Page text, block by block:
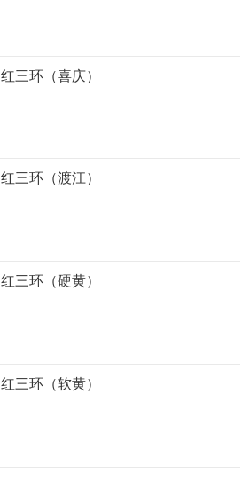
红三环（喜庆）
红三环（渡江）
红三环（硬黄）
红三环（软黄）